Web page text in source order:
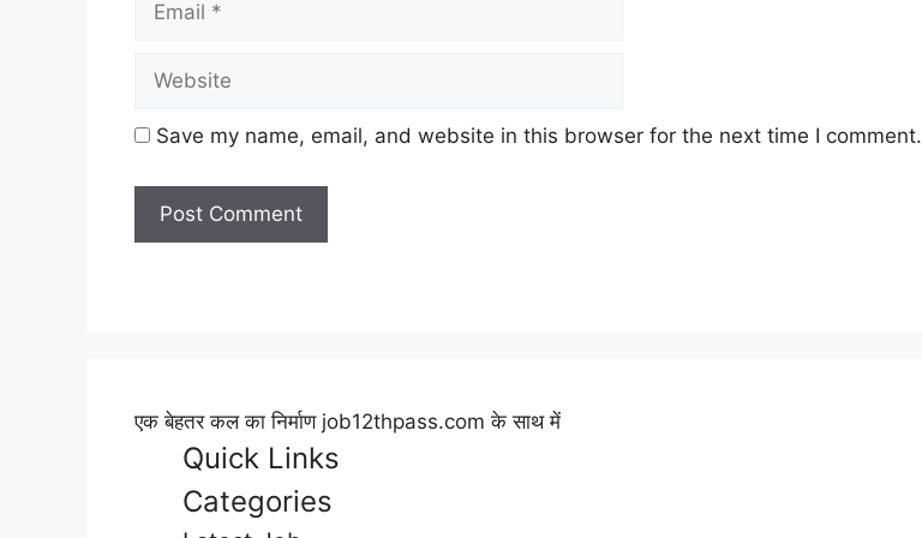
Save my name, email, and website in this browser for the next time I comment.
एक बेहतर कल का निर्माण job12thpass.com के साथ में
Quick Links
Categories